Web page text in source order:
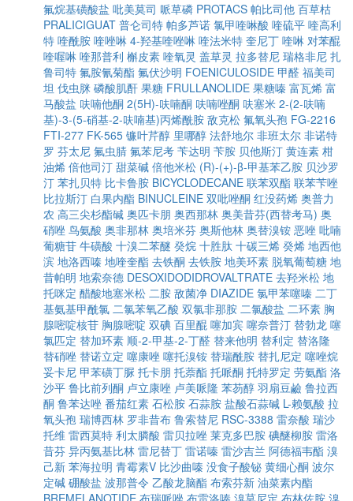
氟烷基磺酸盐 吡美莫司 哌草磷 PROTACS 帕比司他 百草枯
PRALICIGUAT 普仑司特 帕多芦诺 氯甲喹啉酸 喹硫平 喹高利
特 喹酰胺 喹唑啉 4-羟基喹唑啉 喹法米特 奎尼丁 喹啉 对苯醌
喹喔啉 喹那普利 槲皮素 喹氧灵 盖草灵 拉多替尼 瑞格非尼 扎
鲁司特 氟胺氰菊酯 氟伏沙明 FOENICULOSIDE 甲醛 福美司
坦 伐虫脒 磷酸肌酐 果糖 FRULLANOLIDE 果糖嗪 富瓦烯 富
马酸盐 呋喃他酮 2(5H)-呋喃酮 呋喃唑酮 呋塞米 2-(2-呋喃
基)-3-(5-硝基-2-呋喃基)丙烯酰胺 敌克松 氟氧头孢 FG-2216
FTI-277 FK-565 镰叶芹醇 里哪醇 法舒地尔 非班太尔 非诺特
罗 芬太尼 氟虫腈 氟苯尼考 苄达明 苄胺 贝他斯汀 黄连素 柑
油烯 倍他司汀 甜菜碱 倍他米松 (R)-(+)-β-甲基苯乙胺 贝沙罗
汀 苯扎贝特 比卡鲁胺 BICYCLODECANE 联苯双酯 联苯苄唑
比拉斯汀 白果内酯 BINUCLEINE 双吡唑酮 红没药烯 奥普力
农 高三尖杉酯碱 奥匹卡朋 奥西那林 奥美昔芬(西替考马) 奥
硝唑 鸟氨酸 奥非那林 奥培米芬 奥斯他林 奥替溴铵 恶唑 吡喃
葡糖苷 牛磺酸 十溴二苯醚 癸烷 十胜肽 十碳三烯 癸烯 地西他
滨 地洛西嗪 地喹奎酯 去铁酮 去铁胺 地美环素 脱氧葡萄糖 地
昔帕明 地索奈德 DESOXIDODIDROVALTRATE 去羟米松 地
托咪定 醋酸地塞米松 二胺 敌菌净 DIAZIDE 氯甲苯噻嗪 二丁
基氨基甲酰氯 二氯苯氧乙酸 双氯非那胺 二氯酸盐 二环素 胸
腺嘧啶核苷 胸腺嘧啶 双碘 百里醌 噻加宾 噻奈普汀 替勃龙 噻
氯匹定 替加环素 顺-2-甲基-2-丁醛 替来他明 替利定 替洛隆
替硝唑 替诺立定 噻康唑 噻托溴铵 替瑞酰胺 替扎尼定 噻唑烷
妥卡尼 甲苯磺丁脲 托卡朋 托萘酯 托哌酮 托特罗定 劳氨酯 洛
沙平 鲁比前列酮 卢立康唑 卢美哌隆 苯芴醇 羽扇豆鹼 鲁拉西
酮 鲁苯达唑 番茄红素 石松胺 石蒜胺 盐酸石蒜碱 L-赖氨酸 拉
氧头孢 瑞博西林 罗非昔布 鲁索替尼 RSC-3388 雷奈酸 瑞沙
托维 雷西莫特 利太膦酸 雷贝拉唑 莱克多巴胺 碘醚柳胺 雷洛
昔芬 异丙氨基比林 雷尼替丁 雷诺嗪 雷沙吉兰 阿德福韦酯 溴
己新 苯海拉明 青霉素V 比沙曲嗪 没食子酸铋 黄细心酮 波尔
定碱 硼酸盐 波那普令 乙酸龙脑酯 布索芬新 油菜素内酯
BREMELANOTIDE 布瑞哌唑 布雷洛嗪 溴莫尼定 布林佐胺 溴